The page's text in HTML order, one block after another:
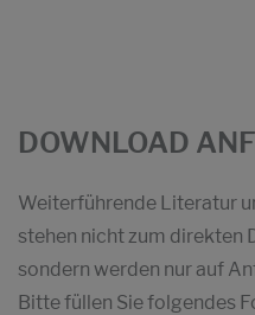
DOWNLOAD
Weiterführende Literatur
stehen nicht zum direkten
sondern werden nur auf
Bitte füllen Sie folgendes